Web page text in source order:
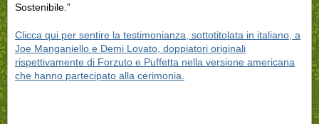
Sostenibile.”
Clicca qui per sentire la testimonianza, sottotitolata in italiano, a
Joe Manganiello e Demi Lovato, doppiatori originali
rispettivamente di Forzuto e Puffetta nella versione americana
che hanno partecipato alla cerimonia.